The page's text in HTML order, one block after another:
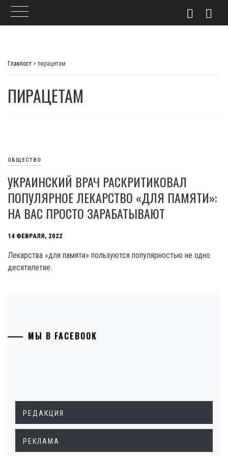
Главпост > пирацетам
ПИРАЦЕТАМ
ОБЩЕСТВО
УКРАИНСКИЙ ВРАЧ РАСКРИТИКОВАЛ
ПОПУЛЯРНОЕ ЛЕКАРСТВО «ДЛЯ ПАМЯТИ»:
НА ВАС ПРОСТО ЗАРАБАТЫВАЮТ
14 ФЕВРАЛЯ, 2022
Лекарства «для памяти» пользуются популярностью не одно
десятилетие.
МЫ В FACEBOOK
РЕДАКЦИЯ
РЕКЛАМА